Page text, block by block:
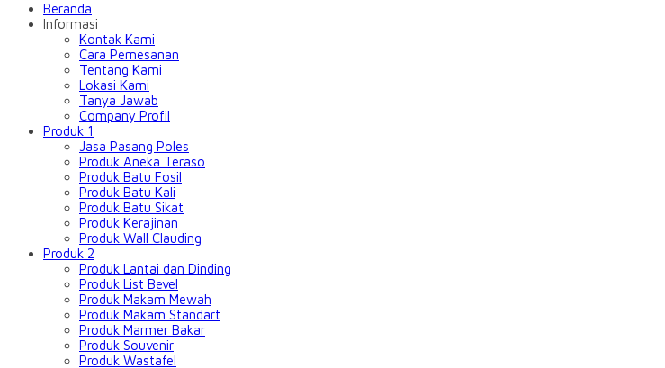
Beranda
Informasi
Kontak Kami
Cara Pemesanan
Tentang Kami
Lokasi Kami
Tanya Jawab
Company Profil
Produk 1
Jasa Pasang Poles
Produk Aneka Teraso
Produk Batu Fosil
Produk Batu Kali
Produk Batu Sikat
Produk Kerajinan
Produk Wall Clauding
Produk 2
Produk Lantai dan Dinding
Produk List Bevel
Produk Makam Mewah
Produk Makam Standart
Produk Marmer Bakar
Produk Souvenir
Produk Wastafel